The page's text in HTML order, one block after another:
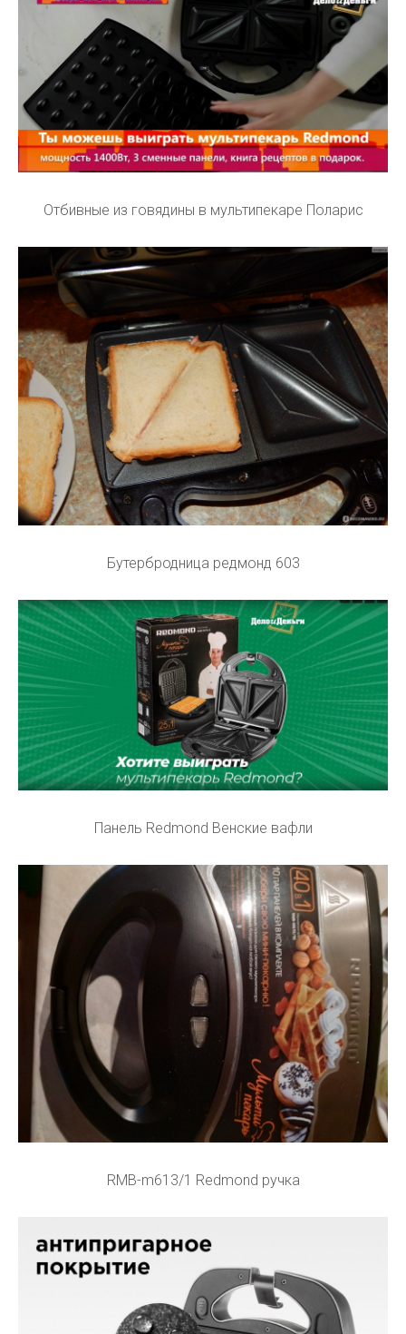
Отбивные из говядины в мультипекаре Поларис
Бутербродница редмонд 603
Панель Redmond Венские вафли
RMB-m613/1 Redmond ручка